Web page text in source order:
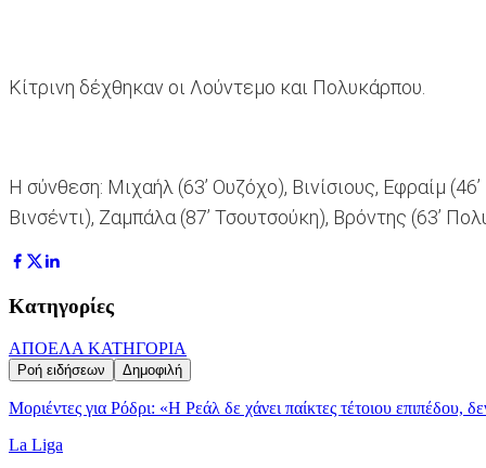
Κίτρινη δέχθηκαν οι Λούντεμο και Πολυκάρπου.
Η σύνθεση: Mιχαήλ (63’ Ουζόχο), Βινίσιους, Εφραίμ
Βινσέντι), Ζαμπάλα (87’ Τσουτσούκη), Βρόντης (63’
Κατηγορίες
ΑΠΟΕΛΑ ΚΑΤΗΓΟΡΙΑ
Ροή ειδήσεων Δημοφιλή
Μοριέντες για Ρόδρι: «Η Ρεάλ δε χάνει παίκτες τέτοιου επιπέδου,
La Liga